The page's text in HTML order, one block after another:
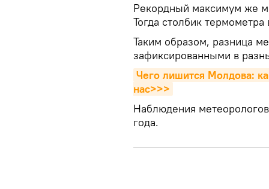
Рекордный максимум же
Тогда столбик
Таким образом, разница
зафиксированными в
Чего лишится Молдова:
нас>>>
Наблюдения
года.